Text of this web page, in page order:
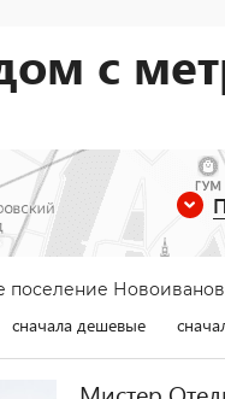
с
поселение
сначала дешевые